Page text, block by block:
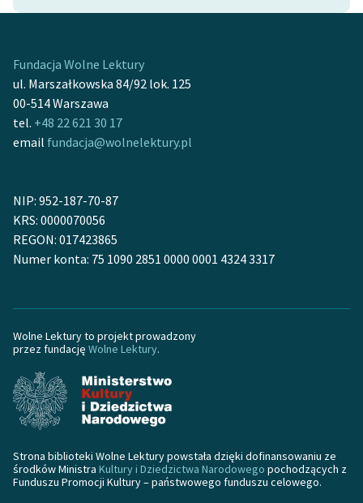
Fundacja Wolne Lektury
ul. Marszałkowska 84/92 lok. 125
00-514 Warszawa
tel. +48 22 621 30 17
email fundacja@wolnelektury.pl
NIP: 952-187-70-87
KRS: 0000070056
REGON: 017423865
Numer konta: 75 1090 2851 0000 0001 4324 3317
Wolne Lektury to projekt prowadzony
przez fundację Wolne Lektury.
Strona biblioteki Wolne Lektury powstała dzięki dofinansowaniu ze
środków Ministra Kultury i Dziedzictwa Narodowego pochodzących z
Funduszu Promocji Kultury – państwowego funduszu celowego.